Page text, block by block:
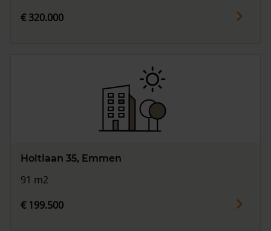
€ 320.000
Holtlaan 35, Emmen
91 m2
€ 199.500